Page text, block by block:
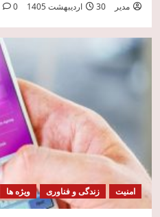
مدیر 30 اردیبهشت 1405 0
امنیت زندگی و فناوری ویژه ها